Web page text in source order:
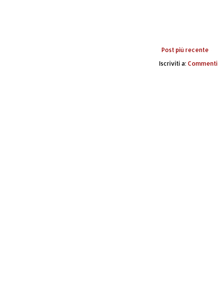
Post più recente
Iscriviti a: